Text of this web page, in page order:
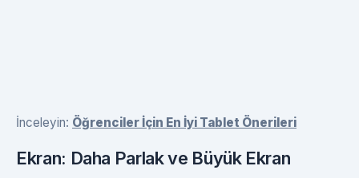
İnceleyin: Öğrenciler İçin En İyi Tablet Önerileri
Ekran: Daha Parlak ve Büyük Ekran